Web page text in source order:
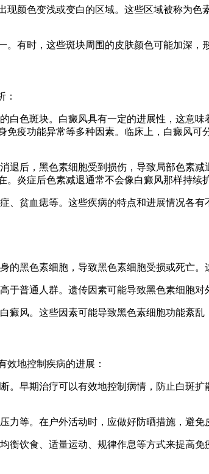
颜色变浅或变白的区域。这些区域被称为
有时，这些斑块周围的皮肤颜色可能加深，
：
白色斑块。白癜风具有一定的进展性，这意
疫功能异常等多种因素。临床上，白癜风
后，黑色素细胞受到损伤，导致局部色素
炎症后色素减退通常不会像白癜风那样持续扩
贫血痣等。这些疾病的特点和进展情况各
黑色素细胞，导致黑色素细胞受损或死亡。
普通人群。遗传因素可能导致黑色素细胞对
风。这些因素可能导致黑色素细胞功能紊乱
效地控制疾病的进展：
早期治疗可以有效地控制病情，防止白斑
等。在户外活动时，应做好防晒措施，避免
饮食、适量运动、规律作息等方式来提高